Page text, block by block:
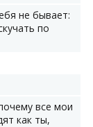
не бывает:
по
все мои
как ты,